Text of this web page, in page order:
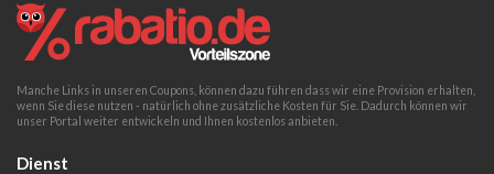
Manche Links in unseren Coupons, können dazu führen dass wir eine Provision erhalten,
wenn Sie diese nutzen - natürlich ohne zusätzliche Kosten für Sie. Dadurch können wir
unser Portal weiter entwickeln und Ihnen kostenlos anbieten.
Dienst